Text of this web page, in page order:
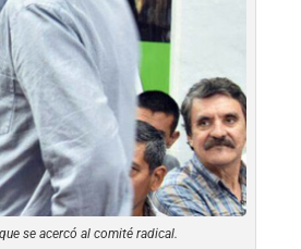
se acercó al comité radical.